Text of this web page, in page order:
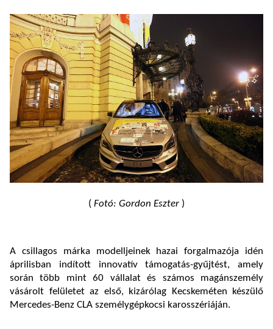
( Fotó: Gordon Eszter )
A csillagos márka modelljeinek hazai forgalmazója idén
áprilisban indított innovatív támogatás-gyűjtést, amely
során több mint 60 vállalat és számos magánszemély
vásárolt felületet az első, kizárólag Kecskeméten készülő
Mercedes-Benz CLA személygépkocsi karosszériáján.